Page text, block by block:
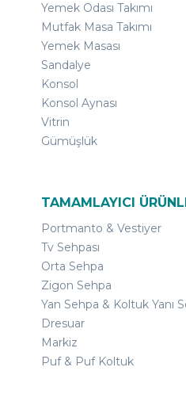
Yemek Odası Takımı
Mutfak Masa Takımı
Yemek Masası
Sandalye
Konsol
Konsol Aynası
Vitrin
Gümüşlük
TAMAMLAYICI
Portmanto & Vestiyer
Tv Sehpası
Orta Sehpa
Zigon Sehpa
Yan Sehpa & Koltuk Yanı
Dresuar
Markiz
Puf & Puf Koltuk